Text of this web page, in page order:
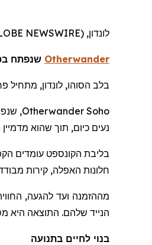
לונדון, June 02, 2026 (GLOBE NEWSWIRE) --
Otherwander שנפתח
בלב הסוהו, לונדון, מתחיל
Otherwander Soho
נעים כיום, תוך שהוא
בליבת הקונספט עומדים
חלונות האפלה, קירות
מההזמנה ועד להגעה,
הנייד שלהם. התוצאה היא
בנוי לחיים בתנועה